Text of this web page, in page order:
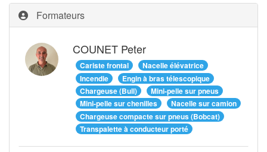
Formateurs
COUNET Peter
Cariste frontal
Nacelle élévatrice
Incendie
Engin à bras télescopique
Chargeuse (Bull)
Mini-pelle sur pneus
Mini-pelle sur chenilles
Nacelle sur camion
Chargeuse compacte sur pneus (Bobcat)
Transpalette à conducteur porté